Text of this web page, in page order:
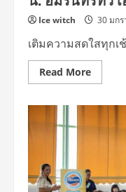
Ice witch 30 มก
เติมความสดใสทุกเช้
Read MoreRead
more
40
สร้าง
ใจ
ให้
เด็กๆ